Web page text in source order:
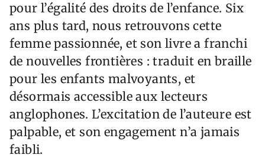
pour l’égalité des droits de l’enfance. Six
ans plus tard, nous retrouvons cette
femme passionnée, et son livre a franchi
de nouvelles frontières : traduit en braille
pour les enfants malvoyants, et
désormais accessible aux lecteurs
anglophones. L’excitation de l’auteure est
palpable, et son engagement n’a jamais
faibli.